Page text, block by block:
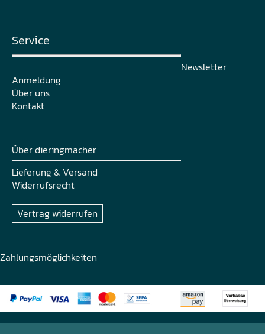
Service
Newsletter
Anmeldung
Über uns
Kontakt
Über dieringmacher
Lieferung & Versand
Widerrufsrecht
Vertrag widerrufen
Zahlungsmöglichkeiten